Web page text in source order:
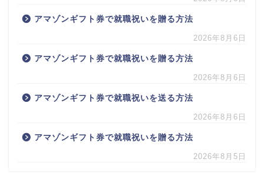
アマゾンギフト券で就職祝いを贈る方法
2026年8月6日
アマゾンギフト券で就職祝いを贈る方法
2026年8月6日
アマゾンギフト券で就職祝いを送る方法
2026年8月6日
アマゾンギフト券で就職祝いを贈る方法
2026年8月5日